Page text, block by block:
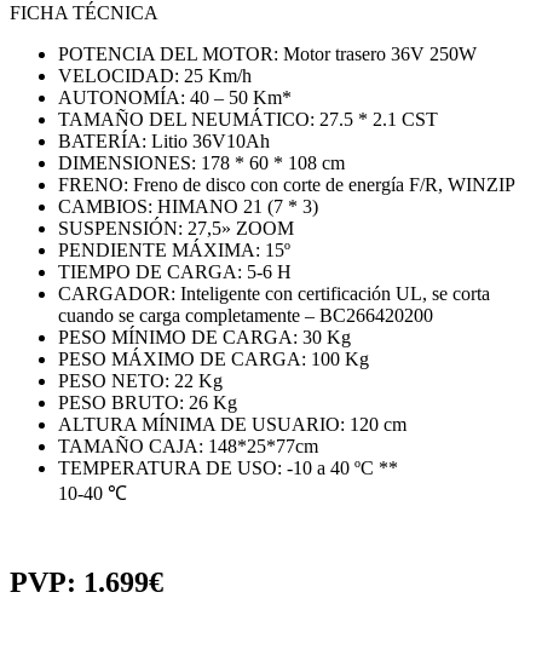
FICHA TÉCNICA
POTENCIA DEL MOTOR: Motor trasero 36V 250W
VELOCIDAD: 25 Km/h
AUTONOMÍA: 40 – 50 Km*
TAMAÑO DEL NEUMÁTICO: 27.5 * 2.1 CST
BATERÍA: Litio 36V10Ah
DIMENSIONES: 178 * 60 * 108 cm
FRENO: Freno de disco con corte de energía F/R, WINZIP
CAMBIOS: HIMANO 21 (7 * 3)
SUSPENSIÓN: 27,5» ZOOM
PENDIENTE MÁXIMA: 15º
TIEMPO DE CARGA: 5-6 H
CARGADOR: Inteligente con certificación UL, se corta
cuando se carga completamente – BC266420200
PESO MÍNIMO DE CARGA: 30 Kg
PESO MÁXIMO DE CARGA: 100 Kg
PESO NETO: 22 Kg
PESO BRUTO: 26 Kg
ALTURA MÍNIMA DE USUARIO: 120 cm
TAMAÑO CAJA: 148*25*77cm
TEMPERATURA DE USO: -10 a 40 ºC **
10-40 ℃
PVP: 1.699€